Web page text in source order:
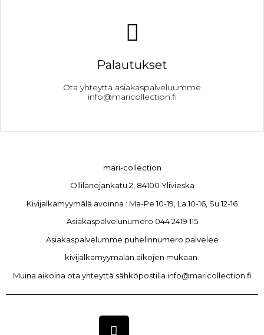
Palautukset
Ota yhteyttä asiakaspalveluumme
info@maricollection.fi
mari-collection
Ollilanojankatu 2, 84100 Ylivieska
Kivijalkamyymälä avoinna : Ma-Pe 10-19, La 10-16, Su 12-16
Asiakaspalvelunumero 044 2419 115
Asiakaspalvelumme puhelinnumero palvelee
kivijalkamyymälän aikojen mukaan.
Muina aikoina ota yhteyttä sähköpostilla info@maricollection.fi